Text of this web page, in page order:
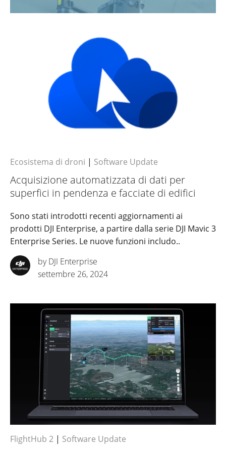
Ecosistema di droni | Software Update
Acquisizione automatizzata di dati per
superfici in pendenza e facciate di edifici
Sono stati introdotti recenti aggiornamenti ai
prodotti DJI Enterprise, a partire dalla serie DJI Mavic 3
Enterprise Series. Le nuove funzioni includo..
by DJI Enterprise
settembre 26, 2024
FlightHub 2 | Software Update